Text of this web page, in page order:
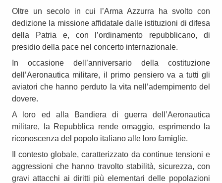
Oltre un secolo in cui l’Arma Azzurra ha svolto con
dedizione la missione affidatale dalle istituzioni di difesa
della Patria e, con l’ordinamento repubblicano, di
presidio della pace nel concerto internazionale.
In occasione dell’anniversario della costituzione
dell’Aeronautica militare, il primo pensiero va a tutti gli
aviatori che hanno perduto la vita nell’adempimento del
dovere.
A loro ed alla Bandiera di guerra dell’Aeronautica
militare, la Repubblica rende omaggio, esprimendo la
riconoscenza del popolo italiano alle loro famiglie.
Il contesto globale, caratterizzato da continue tensioni e
aggressioni che hanno travolto stabilità, sicurezza, con
gravi attacchi ai diritti più elementari delle popolazioni